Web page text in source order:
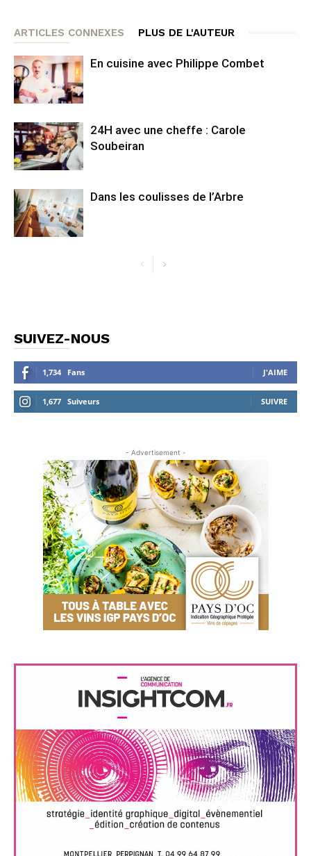
ARTICLES CONNEXES PLUS DE L'AUTEUR
En cuisine avec Philippe Combet
24H avec une cheffe : Carole
Soubeiran
Dans les coulisses de l’Arbre
SUIVEZ-NOUS
1,734 Fans J'AIME
1,677 Suiveurs SUIVRE
- Advertisement -